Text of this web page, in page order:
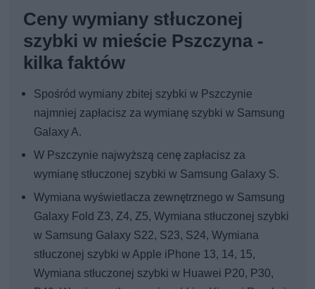
Ceny wymiany stłuczonej
szybki w mieście Pszczyna -
kilka faktów
Spośród wymiany zbitej szybki w Pszczynie
najmniej zapłacisz za wymianę szybki w Samsung
Galaxy A.
W Pszczynie najwyższą cenę zapłacisz za
wymianę stłuczonej szybki w Samsung Galaxy S.
Wymiana wyświetlacza zewnętrznego w Samsung
Galaxy Fold Z3, Z4, Z5, Wymiana stłuczonej szybki
w Samsung Galaxy S22, S23, S24, Wymiana
stłuczonej szybki w Apple iPhone 13, 14, 15,
Wymiana stłuczonej szybki w Huawei P20, P30,